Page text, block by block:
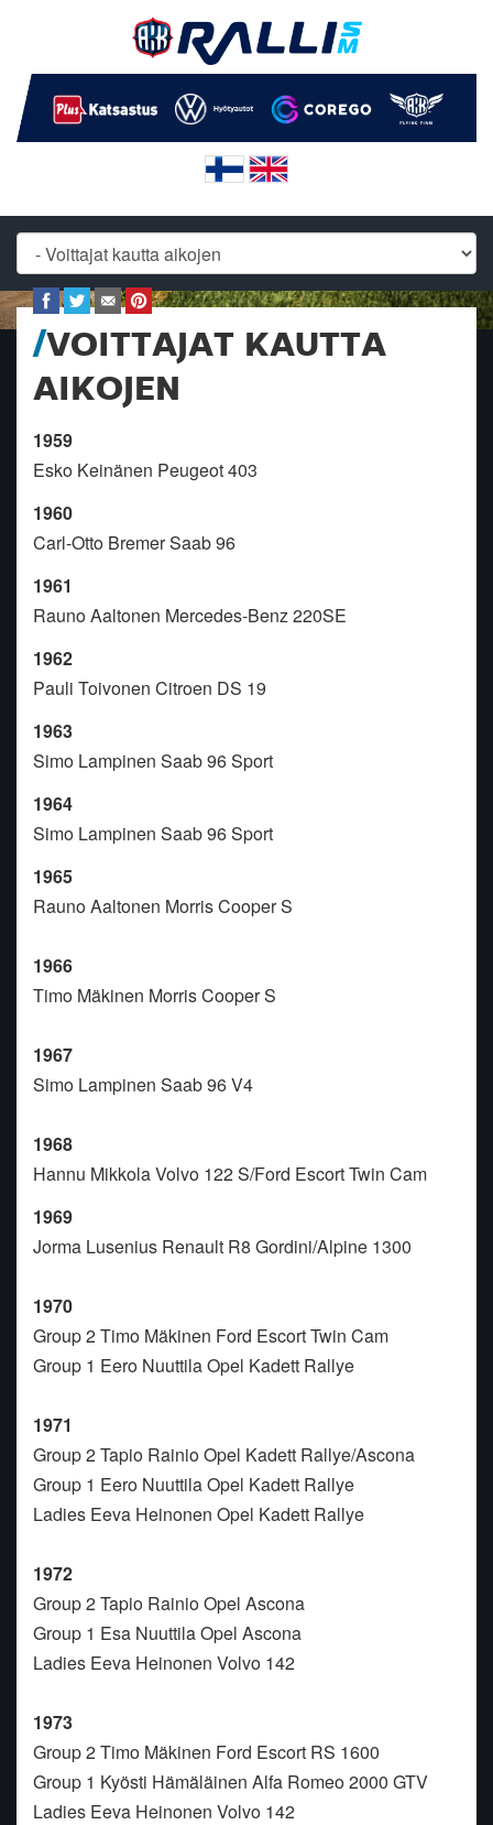
VOITTAJAT KAUTTA
AIKOJEN
1959
Esko Keinänen Peugeot 403
1960
Carl-Otto Bremer Saab 96
1961
Rauno Aaltonen Mercedes-Benz 220SE
1962
Pauli Toivonen Citroen DS 19
1963
Simo Lampinen Saab 96 Sport
1964
Simo Lampinen Saab 96 Sport
1965
Rauno Aaltonen Morris Cooper S
1966
Timo Mäkinen Morris Cooper S
1967
Simo Lampinen Saab 96 V4
1968
Hannu Mikkola Volvo 122 S/Ford Escort Twin Cam
1969
Jorma Lusenius Renault R8 Gordini/Alpine 1300
1970
Group 2 Timo Mäkinen Ford Escort Twin Cam
Group 1 Eero Nuuttila Opel Kadett Rallye
1971
Group 2 Tapio Rainio Opel Kadett Rallye/Ascona
Group 1 Eero Nuuttila Opel Kadett Rallye
Ladies Eeva Heinonen Opel Kadett Rallye
1972
Group 2 Tapio Rainio Opel Ascona
Group 1 Esa Nuuttila Opel Ascona
Ladies Eeva Heinonen Volvo 142
1973
Group 2 Timo Mäkinen Ford Escort RS 1600
Group 1 Kyösti Hämäläinen Alfa Romeo 2000 GTV
Ladies Eeva Heinonen Volvo 142